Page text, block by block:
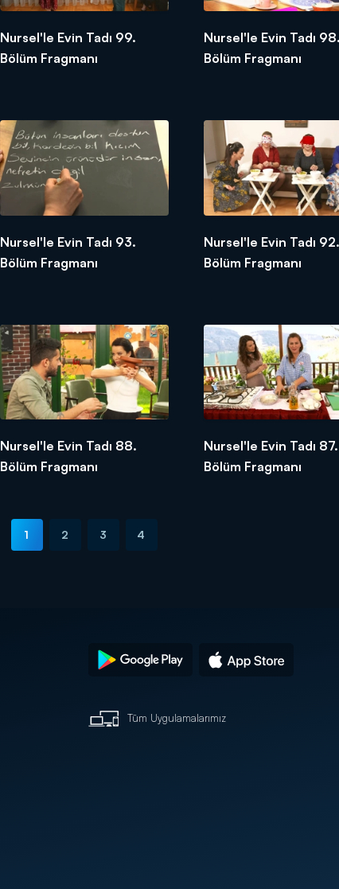
Nursel'le Evin Tadı 99.
Bölüm Fragmanı
Nursel'le Evin Tadı 98.
Bölüm Fragmanı
Nursel'le Evin Tadı 93.
Bölüm Fragmanı
Nursel'le Evin Tadı 92.
Bölüm Fragmanı
Nursel'le Evin Tadı 88.
Bölüm Fragmanı
Nursel'le Evin Tadı 87.
Bölüm Fragmanı
1 2 3 4
Tüm Uygulamalarımız